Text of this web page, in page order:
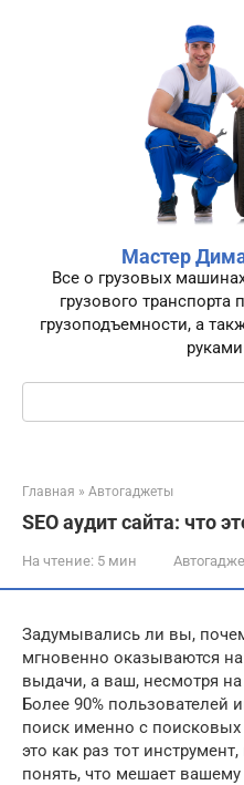
Мастер
Все о грузовых
грузового транспорта
грузоподъемности, а
руками
Поиск:
Главная » Автогаджеты
SEO аудит сайта: что
На чтение: 5 мин
Задумывались ли вы,
мгновенно оказываются
выдачи, а ваш, несмотря на
Более 90% пользователей
поиск именно с поисковых
это как раз тот
понять, что мешает вашему